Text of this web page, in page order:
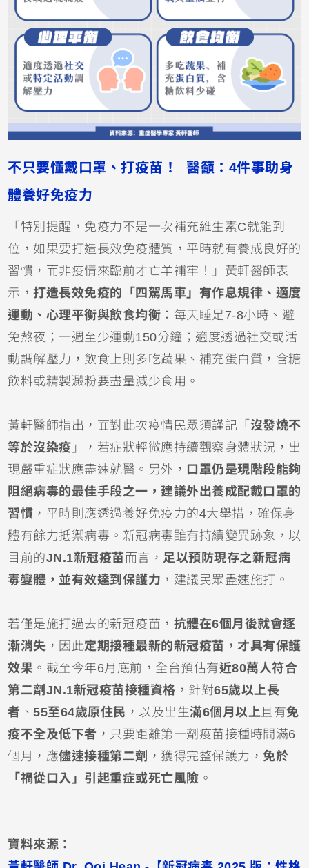
不只要懂戴口罩、打疫苗！ 醫籲：4件事助身
體養好免疫力
「特別提醒，免疫力不是一次補充維生素C就能到
位，如果要打造長效免疫體質，平時就有養成良好的
習慣，而非疫情來臨前才亡羊補牢！」黃軒醫師表
示，打造長效免疫的「四駕馬車」有作息規律、適度
運動、心理平衡與飲食均衡 ：每天睡足7-8小時、避
免熬夜；一週至少運動150分鐘；適度透過社交或活
動調解壓力，飲食上則多吃蔬果、補充蛋白質，含糖
飲料或精製澱粉要盡量減少食用。
黃軒醫師指出，面對此次疫情民眾須謹記「 沒發燒不
等於沒染疫 」，若症狀輕微應持續觀察身體狀況，出
現嚴重症狀應盡速就醫。另外， 口罩仍是現階段能夠
阻絕病毒的最佳手段之一，建議外出養成配戴口罩的
習慣 ，平時則應透過養好免疫力的4大舉措，確保身
體有餘力抵禦病毒。新冠病毒雖有持續變異跡象，以
目前的JN.1新冠疫苗而言， 足以預防現存之新冠病
毒變體，並有效達到保護力 ，建議民眾盡速施打。
若僅是施打過去的新冠疫苗， 抗體在6個月後就會逐
漸消失 ，因此定期接種最新的新冠疫苗，才具有保護
效果 。截至今年6月底前，全台預估有近80萬人符合
第二劑JN.1新冠疫苗接種資格 ，針對65歲以上長
者 、55至64歲原住民 ，以及出生滿6個月以上 且有免
疫不全及低下者 ，只要距離第一劑疫苗接種時間滿6
個月，應儘速接種第二劑 ，獲得完整保護力，免於
「禍從口入」引起重症或死亡風險 。
資料來源：